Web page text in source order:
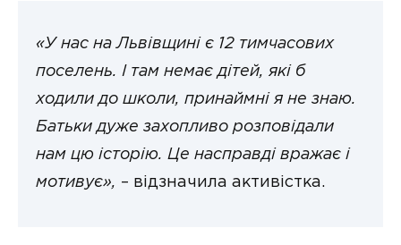
«У нас на Львівщині є 12 тимчасових
поселень. І там немає дітей, які б
ходили до школи, принаймні я не знаю.
Батьки дуже захопливо розповідали
нам цю історію. Це насправді вражає і
мотивує», – відзначила активістка.